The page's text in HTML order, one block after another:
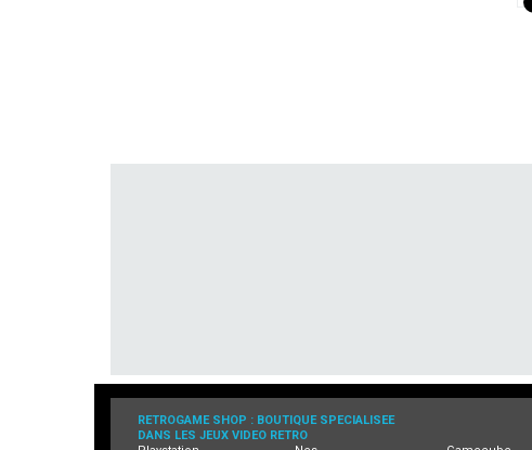
RETROGAME SHOP : BOUTIQUE SPECIALISEE
DANS LES JEUX VIDEO RETRO